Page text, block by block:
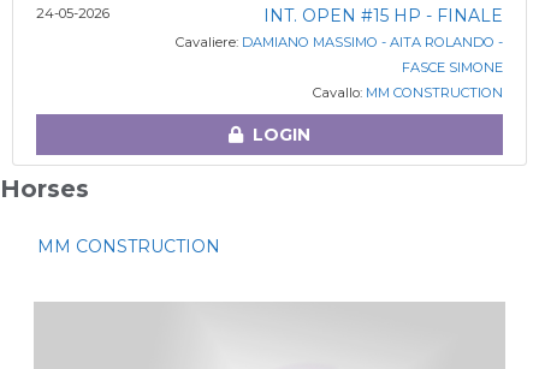
24-05-2026 INT. OPEN #15 HP - FINALE
Cavaliere: DAMIANO MASSIMO - AITA ROLANDO -
FASCE SIMONE
Cavallo: MM CONSTRUCTION
LOGIN
Horses
MM CONSTRUCTION